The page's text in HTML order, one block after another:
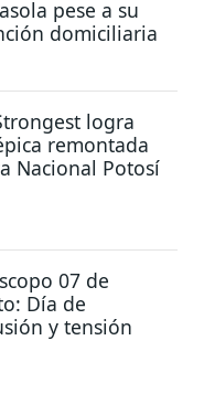
pese a su
domiciliaria
logra
remontada
Nacional Potosí
07 de
Día de
y tensión